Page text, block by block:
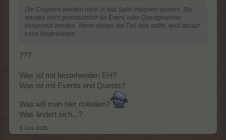
Die Coupons werden noch in das Spiel integriert werden. Sie
werden nicht grundsätzlich für Event, oder Questgewinne
eingesetzt werden. Wenn dieses der Fall sein sollte, wird darauf
extra hingewiesen
???
Was ist mit bestehenden EH?
Was ist mit Events und Quests?
Was will man hier mitteilen?
Was ändert sich...?
3 Juni 2026